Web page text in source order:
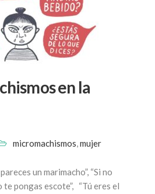
en la
micromachismos,mujer
un marimacho”, “Si no
te pongas escote”, “Tú eres el